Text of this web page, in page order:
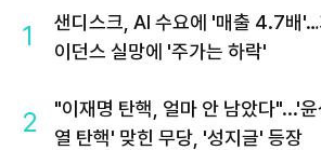
1
샌디스크, AI 수요에 '매출 4.7배
이던스 실망에 '주가는 하락'
2
"이재명 탄핵, 얼마 안 남았다"...'윤
열 탄핵' 맞힌 무당, '성지글' 등장